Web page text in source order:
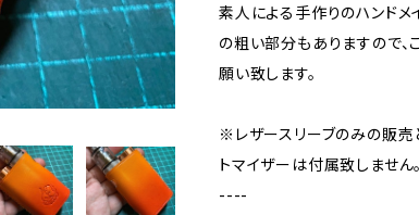
素人による手作りのハンドメ
の粗い部分もありますので
願い致します。
※レザースリーブのみの販売
トマイザーは付属致しません
----